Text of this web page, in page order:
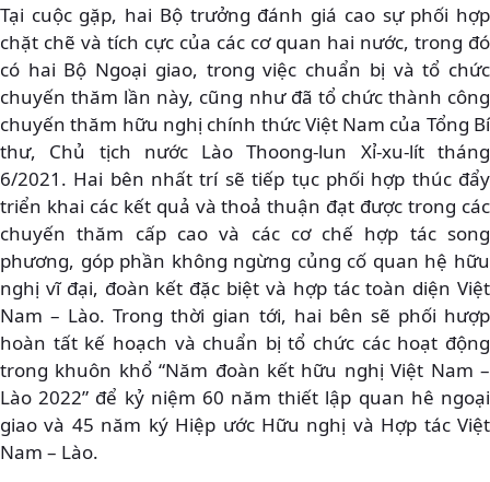
Tại cuộc gặp, hai Bộ trưởng đánh giá cao sự phối hợp
chặt chẽ và tích cực của các cơ quan hai nước, trong đó
có hai Bộ Ngoại giao, trong việc chuẩn bị và tổ chức
chuyến thăm lần này, cũng như đã tổ chức thành công
chuyến thăm hữu nghị chính thức Việt Nam của Tổng Bí
thư, Chủ tịch nước Lào Thoong-lun Xỉ-xu-lít tháng
6/2021. Hai bên nhất trí sẽ tiếp tục phối hợp thúc đẩy
triển khai các kết quả và thoả thuận đạt được trong các
chuyến thăm cấp cao và các cơ chế hợp tác song
phương, góp phần không ngừng củng cố quan hệ hữu
nghị vĩ đại, đoàn kết đặc biệt và hợp tác toàn diện Việt
Nam – Lào. Trong thời gian tới, hai bên sẽ phối hượp
hoàn tất kế hoạch và chuẩn bị tổ chức các hoạt động
trong khuôn khổ “Năm đoàn kết hữu nghị Việt Nam –
Lào 2022” để kỷ niệm 60 năm thiết lập quan hê ngoại
giao và 45 năm ký Hiệp ước Hữu nghị và Hợp tác Việt
Nam – Lào.